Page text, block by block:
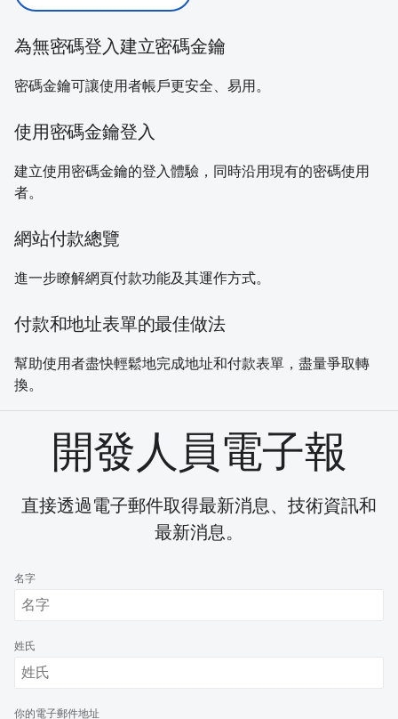
為無密碼登入建立密碼金鑰
密碼金鑰可讓使用者帳戶更安全、易用。
使用密碼金鑰登入
建立使用密碼金鑰的登入體驗，同時沿用現有的密碼使用
者。
網站付款總覽
進一步瞭解網頁付款功能及其運作方式。
付款和地址表單的最佳做法
幫助使用者盡快輕鬆地完成地址和付款表單，盡量爭取轉
換。
開發人員電子報
直接透過電子郵件取得最新消息、技術資訊和
最新消息。